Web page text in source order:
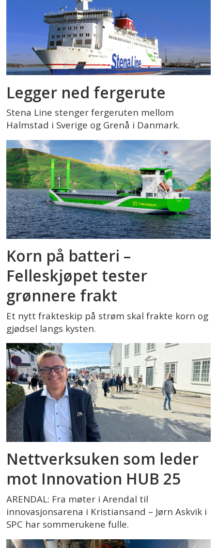
Legger ned fergerute
Stena Line stenger fergeruten mellom
Halmstad i Sverige og Grenå i Danmark.
Korn på batteri –
Felleskjøpet tester
grønnere frakt
Et nytt frakteskip på strøm skal frakte korn og
gjødsel langs kysten.
Nettverksuken som leder
mot Innovation HUB 25
ARENDAL: Fra møter i Arendal til
innovasjonsarena i Kristiansand – Jørn Askvik i
SPC har sommerukene fulle.